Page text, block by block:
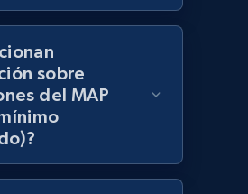
keywords
Initial price, and more.
sobre
del MAP